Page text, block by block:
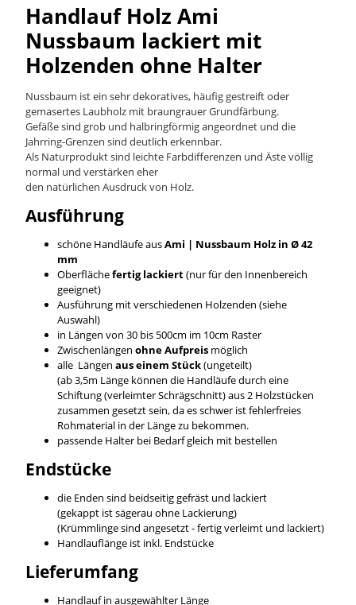
Handlauf Holz Ami
Nussbaum lackiert mit
Holzenden ohne Halter
Nussbaum ist ein sehr dekoratives, häufig gestreift oder
gemasertes Laubholz mit braungrauer Grundfärbung.
Gefäße sind grob und halbringförmig angeordnet und die
Jahrring-Grenzen sind deutlich erkennbar.
Als Naturprodukt sind leichte Farbdifferenzen und Äste völlig
normal und verstärken eher
den natürlichen Ausdruck von Holz.
Ausführung
schöne Handläufe ausAmi | Nussbaum Holz in Ø 42
mm
Oberflächefertig lackiert(nur für den Innenbereich
geeignet)
Ausführung mit verschiedenen Holzenden (siehe
Auswahl)
in Längen von 30 bis 500cm im 10cm Raster
Zwischenlängen ohne Aufpreis möglich
alle Längen aus einem Stück(ungeteilt)
(ab 3,5m Länge können die Handläufe durch eine
Schiftung (verleimter Schrägschnitt) aus 2 Holzstücken
zusammen gesetzt sein, da es schwer ist fehlerfreies
Rohmaterial in der Länge zu bekommen.
passende Halter bei Bedarf gleich mit bestellen
Endstücke
die Enden sind beidseitig gefräst und lackiert
(gekappt ist sägerau ohne Lackierung)
(Krümmlinge sind angesetzt - fertig verleimt und lackiert)
Handlauflänge ist inkl. Endstücke
Lieferumfang
Handlauf in ausgewählter Länge